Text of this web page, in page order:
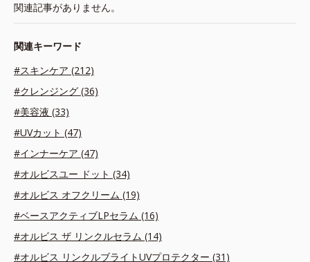
関連記事がありません。
関連キーワード
#スキンケア (212)
#クレンジング (36)
#美容液 (33)
#UVカット (47)
#インナーケア (47)
#オルビスユー ドット (34)
#オルビス オフクリーム (19)
#ベースアクティブLPセラム (16)
#オルビス ザ リンクルセラム (14)
#オルビス リンクルブライトUVプロテクター (31)